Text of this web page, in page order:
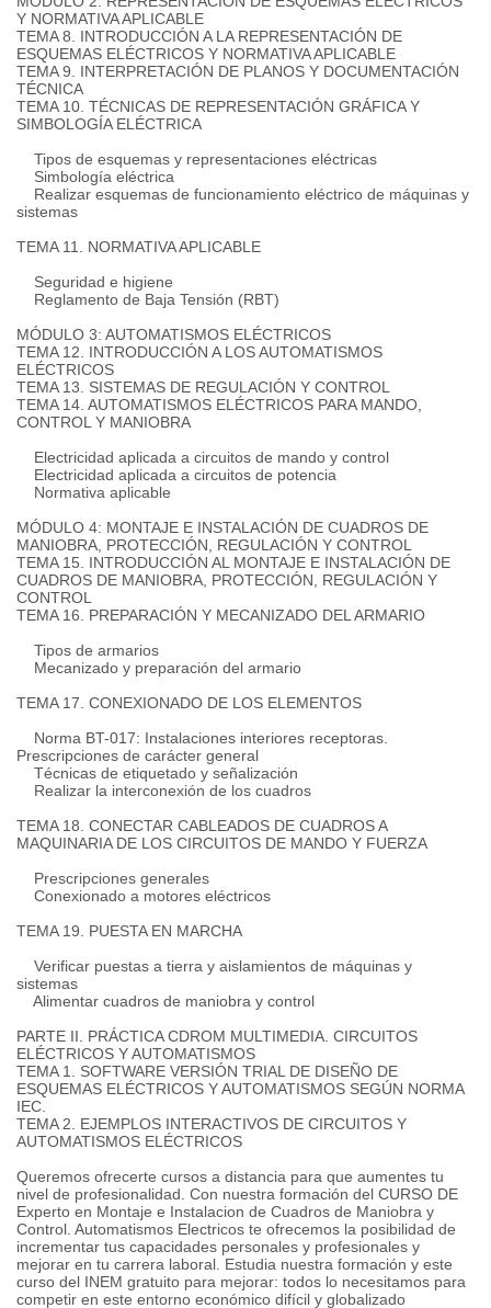
Y NORMATIVA APLICABLE
TEMA 8. INTRODUCCIÓN A LA REPRESENTACIÓN DE
ESQUEMAS ELÉCTRICOS Y NORMATIVA APLICABLE
TEMA 9. INTERPRETACIÓN DE PLANOS Y DOCUMENTACIÓN
TÉCNICA
TEMA 10. TÉCNICAS DE REPRESENTACIÓN GRÁFICA Y
SIMBOLOGÍA ELÉCTRICA
Tipos de esquemas y representaciones eléctricas
Simbología eléctrica
Realizar esquemas de funcionamiento eléctrico de máquinas y
sistemas
TEMA 11. NORMATIVA APLICABLE
Seguridad e higiene
Reglamento de Baja Tensión (RBT)
MÓDULO 3: AUTOMATISMOS ELÉCTRICOS
TEMA 12. INTRODUCCIÓN A LOS AUTOMATISMOS
ELÉCTRICOS
TEMA 13. SISTEMAS DE REGULACIÓN Y CONTROL
TEMA 14. AUTOMATISMOS ELÉCTRICOS PARA MANDO,
CONTROL Y MANIOBRA
Electricidad aplicada a circuitos de mando y control
Electricidad aplicada a circuitos de potencia
Normativa aplicable
MÓDULO 4: MONTAJE E INSTALACIÓN DE CUADROS DE
MANIOBRA, PROTECCIÓN, REGULACIÓN Y CONTROL
TEMA 15. INTRODUCCIÓN AL MONTAJE E INSTALACIÓN DE
CUADROS DE MANIOBRA, PROTECCIÓN, REGULACIÓN Y
CONTROL
TEMA 16. PREPARACIÓN Y MECANIZADO DEL ARMARIO
Tipos de armarios
Mecanizado y preparación del armario
TEMA 17. CONEXIONADO DE LOS ELEMENTOS
Norma BT-017: Instalaciones interiores receptoras.
Prescripciones de carácter general
Técnicas de etiquetado y señalización
Realizar la interconexión de los cuadros
TEMA 18. CONECTAR CABLEADOS DE CUADROS A
MAQUINARIA DE LOS CIRCUITOS DE MANDO Y FUERZA
Prescripciones generales
Conexionado a motores eléctricos
TEMA 19. PUESTA EN MARCHA
Verificar puestas a tierra y aislamientos de máquinas y
sistemas
Alimentar cuadros de maniobra y control
PARTE II. PRÁCTICA CDROM MULTIMEDIA. CIRCUITOS
ELÉCTRICOS Y AUTOMATISMOS
TEMA 1. SOFTWARE VERSIÓN TRIAL DE DISEÑO DE
ESQUEMAS ELÉCTRICOS Y AUTOMATISMOS SEGÚN NORMA
IEC.
TEMA 2. EJEMPLOS INTERACTIVOS DE CIRCUITOS Y
AUTOMATISMOS ELÉCTRICOS
Queremos ofrecerte cursos a distancia para que aumentes tu
nivel de profesionalidad. Con nuestra formación del CURSO DE
Experto en Montaje e Instalacion de Cuadros de Maniobra y
Control. Automatismos Electricos te ofrecemos la posibilidad de
incrementar tus capacidades personales y profesionales y
mejorar en tu carrera laboral. Estudia nuestra formación y este
curso del INEM gratuito para mejorar: todos lo necesitamos para
competir en este entorno económico difícil y globalizado